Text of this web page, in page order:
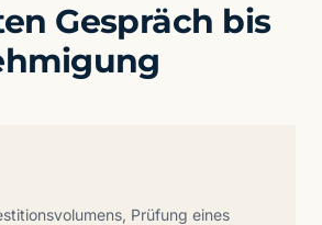
Gespräch bis
Prüfung eines